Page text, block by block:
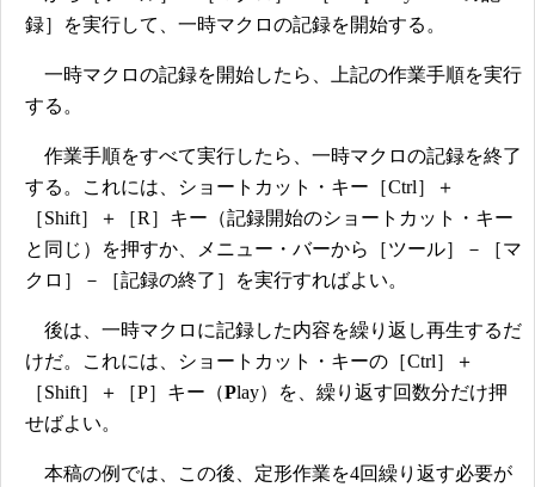
録］を実行して、一時マクロの記録を開始する。
一時マクロの記録を開始したら、上記の作業手順を実行
する。
作業手順をすべて実行したら、一時マクロの記録を終了
する。これには、ショートカット・キー［Ctrl］＋
［Shift］＋［R］キー（記録開始のショートカット・キー
と同じ）を押すか、メニュー・バーから［ツール］－［マ
クロ］－［記録の終了］を実行すればよい。
後は、一時マクロに記録した内容を繰り返し再生するだ
けだ。これには、ショートカット・キーの［Ctrl］＋
［Shift］＋［P］キー（Play）を、繰り返す回数分だけ押
せばよい。
本稿の例では、この後、定形作業を4回繰り返す必要が